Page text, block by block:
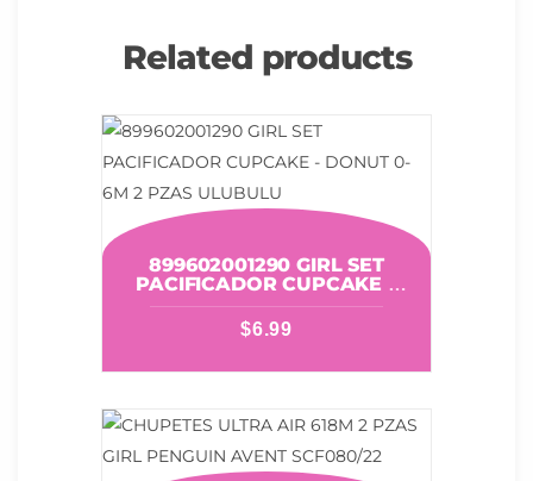
Related products
899602001290 GIRL SET
PACIFICADOR CUPCAKE –
DONUT 0-6M 2 PZAS
ULUBULU
$6.99